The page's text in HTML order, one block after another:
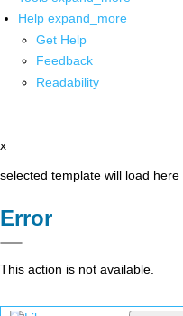
Help expand_more
Get Help
Feedback
Readability
x
selected template will load here
Error
This action is not available.